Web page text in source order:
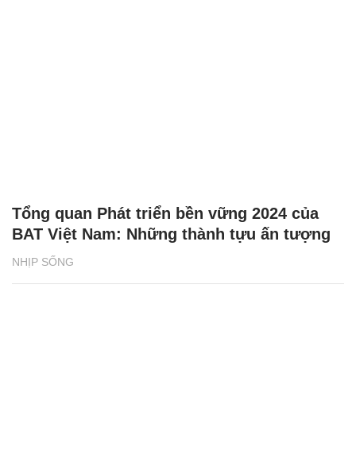
NHỊP SỐNG
Tổng quan Phát triển bền vững 2024 của
BAT Việt Nam: Những thành tựu ấn tượng